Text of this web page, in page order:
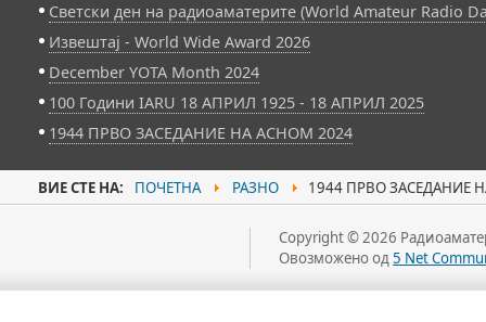
Светски ден на радиоаматерите (World Amateur Radio
Извештај - World Wide Award 2026
December YOTA Month 2024
100 Години IARU 18 АПРИЛ 1925 - 18 АПРИЛ 2025
1944 ПРВО ЗАСЕДАНИЕ НА АСНОМ 2024
ВИЕ СТЕ НА: ПОЧЕТНА РАЗНО 1944 ПРВО ЗАСЕДАНИЕ
Copyright © 2026
Овозможено од5 Net